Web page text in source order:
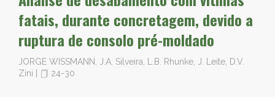
fatais, durante concretagem, devido a
ruptura de consolo pré-moldado
JORGE WISSMANN, J.A. Silveira, L.B. Rhunke, J. Leite, D.V.
Zini
24-30